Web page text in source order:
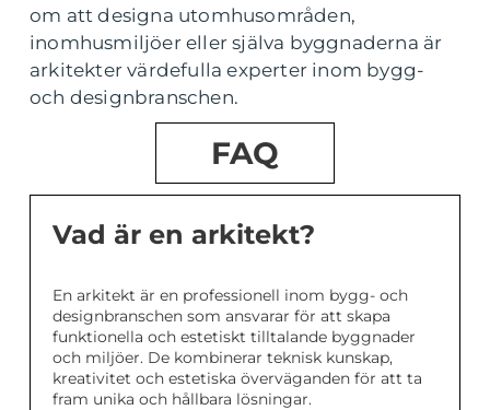
om att designa utomhusområden,
inomhusmiljöer eller själva byggnaderna är
arkitekter värdefulla experter inom bygg-
och designbranschen.
FAQ
Vad är en arkitekt?
En arkitekt är en professionell inom bygg- och
designbranschen som ansvarar för att skapa
funktionella och estetiskt tilltalande byggnader
och miljöer. De kombinerar teknisk kunskap,
kreativitet och estetiska överväganden för att ta
fram unika och hållbara lösningar.